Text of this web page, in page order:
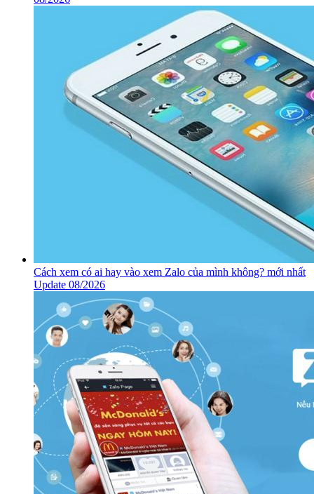
Cách xem có ai hay vào xem Zalo của mình không? mới nhất
Update 08/2026